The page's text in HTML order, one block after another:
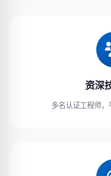
资深
多名认证工程师